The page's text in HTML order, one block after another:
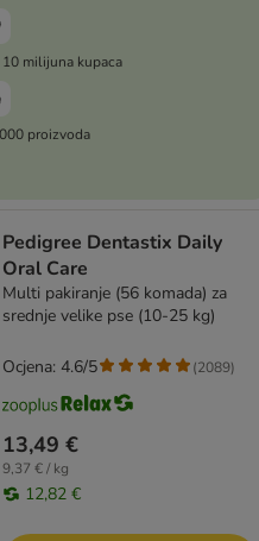
milijuna kupaca
proizvoda
Pedigree Dentastix Daily
Oral Care
Multi pakiranje (56 komada) za
srednje velike pse (10-25 kg)
13,49 €
9,37 € / kg
12,82 €
Ocjena: 4.6/5 (2089)